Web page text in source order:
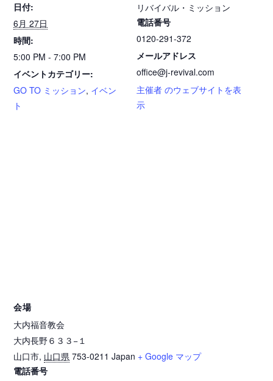
日付:
6月 27日
時間:
5:00 PM - 7:00 PM
イベントカテゴリー:
GO TO ミッション, イベン
ト
リバイバル・ミッション
電話番号
0120-291-372
メールアドレス
office@j-revival.com
主催者 のウェブサイトを表
示
会場
大内福音教会
大内長野６３３−１
山口市, 山口県 753-0211 Japan + Google マップ
電話番号